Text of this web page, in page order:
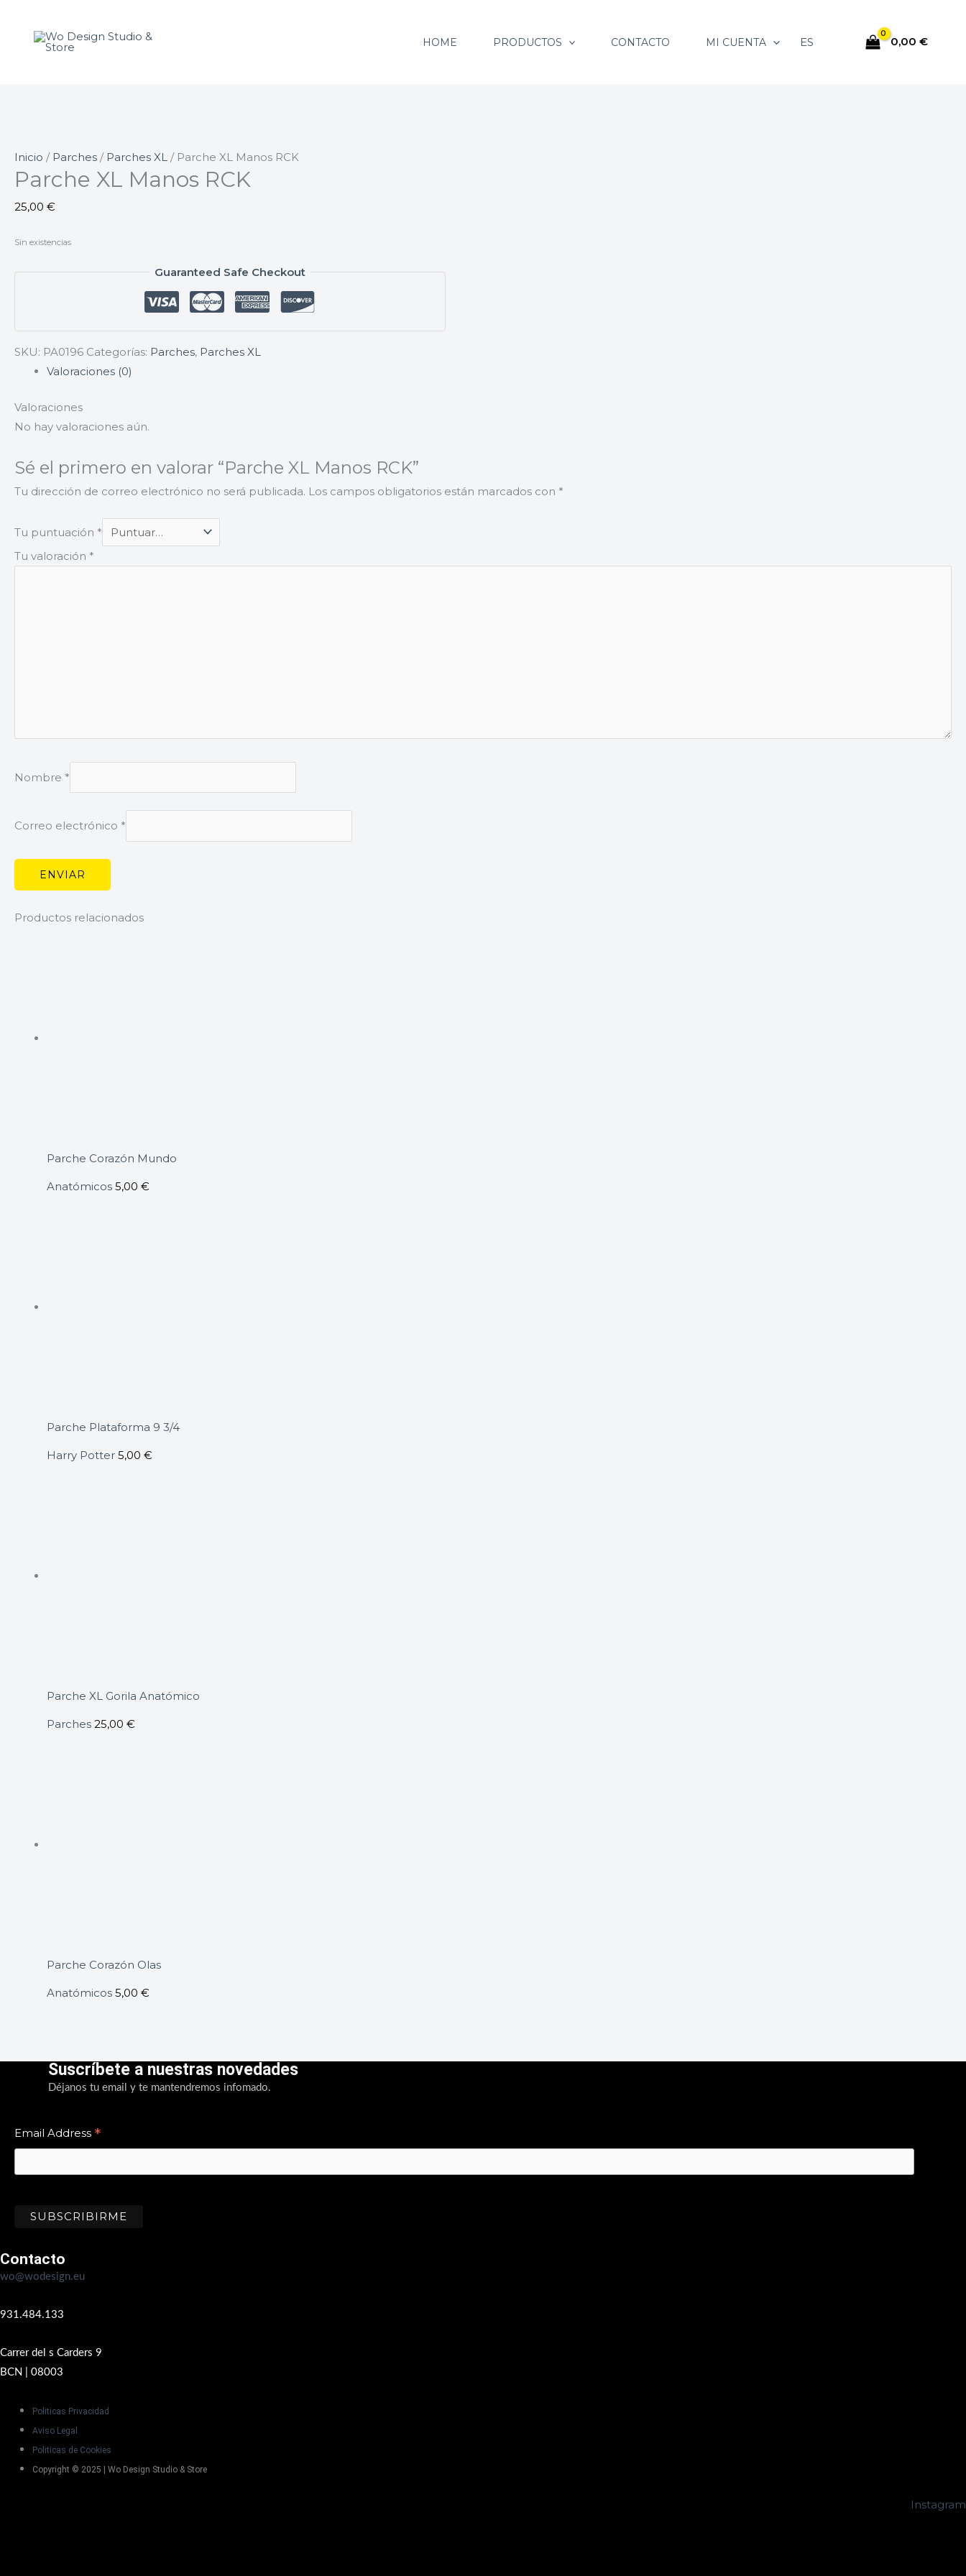
contenido
HOME PRODUCTOS CONTACTO MI CUENTA ES 0,00€
Inicio / Parches / Parches XL / Parche XL Manos RCK
Parche XL Manos RCK
25,00 €
Sin existencias
Guaranteed Safe Checkout
SKU: PA0196 Categorías: Parches, Parches XL
Valoraciones (0)
Valoraciones
No hay valoraciones aún.
Sé el primero en valorar “Parche XL Manos RCK”
Tu dirección de correo electrónico no será publicada. Los campos obligatorios están marcados con *
Tu puntuación *
Tu valoración *
Nombre *
Correo electrónico *
Productos relacionados
Parche Corazón Mundo
Anatómicos 5,00 €
Parche Plataforma 9 3/4
Harry Potter 5,00 €
Parche XL Gorila Anatómico
Parches 25,00 €
Parche Corazón Olas
Anatómicos 5,00 €
Suscríbete a nuestras novedades
Déjanos tu email y te mantendremos infomado.
Email Address *
Contacto
wo@wodesign.eu
931.484.133
Carrer del s Carders 9
BCN | 08003
Politicas Privacidad
Aviso Legal
Politicas de Cookies
Copyright © 2025 | Wo Design Studio & Store
Instagram